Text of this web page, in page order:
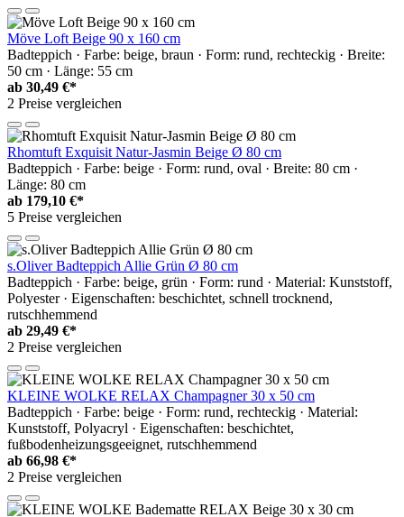
Möve Loft Beige 90 x 160 cm
Badteppich · Farbe: beige, braun · Form: rund, rechteckig · Breite:
50 cm · Länge: 55 cm
ab 30,49 €*
2 Preise vergleichen
Rhomtuft Exquisit Natur-Jasmin Beige Ø 80 cm
Badteppich · Farbe: beige · Form: rund, oval · Breite: 80 cm ·
Länge: 80 cm
ab 179,10 €*
5 Preise vergleichen
s.Oliver Badteppich Allie Grün Ø 80 cm
Badteppich · Farbe: beige, grün · Form: rund · Material: Kunststoff,
Polyester · Eigenschaften: beschichtet, schnell trocknend,
rutschhemmend
ab 29,49 €*
2 Preise vergleichen
KLEINE WOLKE RELAX Champagner 30 x 50 cm
Badteppich · Farbe: beige · Form: rund, rechteckig · Material:
Kunststoff, Polyacryl · Eigenschaften: beschichtet,
fußbodenheizungsgeeignet, rutschhemmend
ab 66,98 €*
2 Preise vergleichen